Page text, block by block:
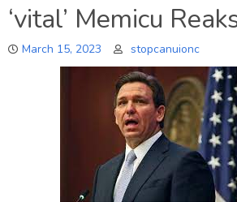
‘vital’ Memicu
March 15, 2023 stopcanuionc